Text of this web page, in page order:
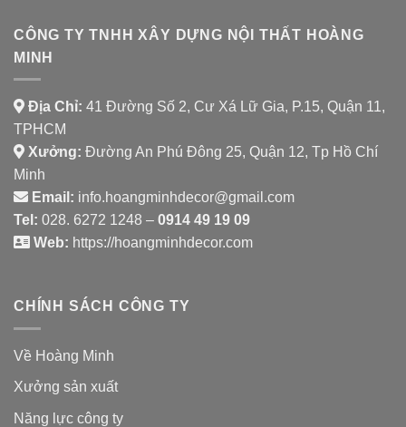
CÔNG TY TNHH XÂY DỰNG NỘI THẤT HOÀNG
MINH
Địa Chỉ: 41 Đường Số 2, Cư Xá Lữ Gia, P.15, Quận 11,
TPHCM
Xưởng: Đường An Phú Đông 25, Quận 12, Tp Hồ Chí
Minh
Email: info.hoangminhdecor@gmail.com
Tel: 028. 6272 1248 – 0914 49 19 09
Web: https://hoangminhdecor.com
CHÍNH SÁCH CÔNG TY
Về Hoàng Minh
Xưởng sản xuất
Năng lực công ty